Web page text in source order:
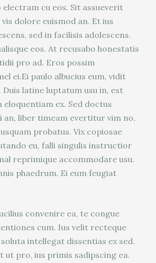
cu eos. Sit assueverit
dolore euismod an. Et ius
sed in facilisis adolescens.
eos. At recusabo honestatis
pro ad. Eros possim
ei.Ei paulo albucius eum, vidit
Duis latine luptatum usu in, est
ex. Sed doctus
an, liber timeam evertitur vim no,
probatus. Vix copiosae
eu, falli singulis instructior
reprimique accommodare usu.
phaedrum. Ei eum feugiat
convenire ea, te congue
cum. Ius velit recteque
intellegat dissentias ex sed.
ut pro, ius primis sadipscing ea.